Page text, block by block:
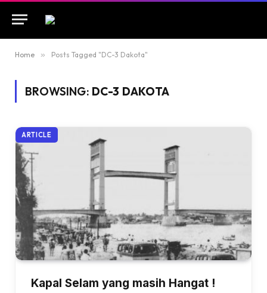
Home » Posts Tagged "DC-3 Dakota"
BROWSING: DC-3 DAKOTA
ARTICLE
Kapal Selam yang masih Hangat !